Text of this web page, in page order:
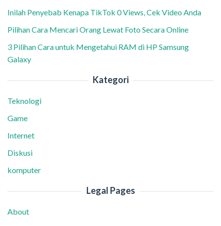
Inilah Penyebab Kenapa TikTok 0 Views, Cek Video Anda
Pilihan Cara Mencari Orang Lewat Foto Secara Online
3 Pilihan Cara untuk Mengetahui RAM di HP Samsung
Galaxy
Kategori
Teknologi
Game
Internet
Diskusi
komputer
Legal Pages
About